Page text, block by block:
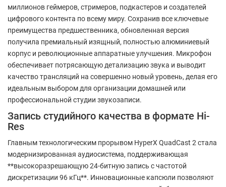
миллионов геймеров, стримеров, подкастеров и создателей
цифрового контента по всему миру. Сохранив все ключевые
преимущества предшественника, обновленная версия
получила премиальный изящный, полностью алюминиевый
корпус и революционные аппаратные улучшения. Микрофон
обеспечивает потрясающую детализацию звука и выводит
качество трансляций на совершенно новый уровень, делая его
идеальным выбором для организации домашней или
профессиональной студии звукозаписи.
Запись студийного качества в формате Hi-
Res
Главным технологическим прорывом HyperX QuadCast 2 стала
модернизированная аудиосистема, поддерживающая
**высокоразрешающую 24-битную запись с частотой
дискретизации 96 кГц**. Инновационные капсюли позволяют